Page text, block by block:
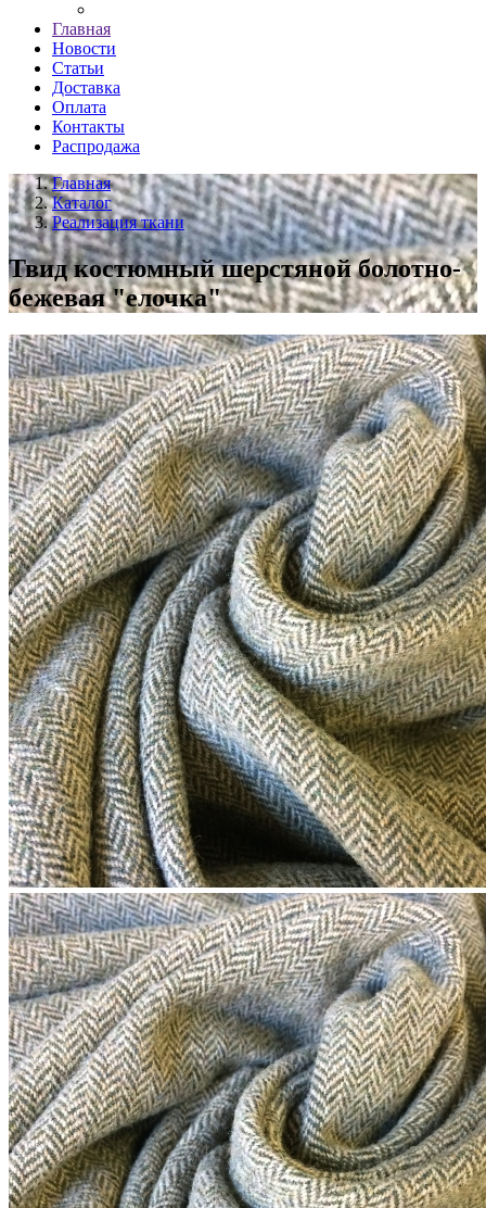
Главная
Новости
Статьи
Доставка
Оплата
Контакты
Распродажа
Главная
Каталог
Реализация ткани
Твид костюмный шерстяной болотно-
бежевая "елочка"